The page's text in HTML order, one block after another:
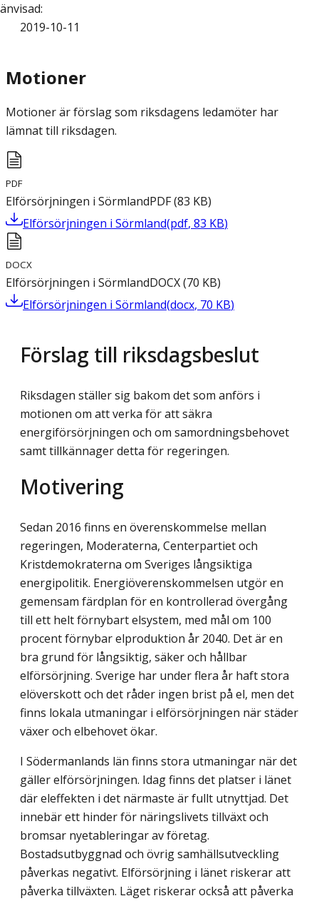
:
2019-10-11
Motioner
Motioner är förslag som riksdagens ledamöter har
lämnat till riksdagen.
PDF
Elförsörjningen i SörmlandPDF(83 KB)
Elförsörjningen i Sörmland(pdf, 83 KB)
DOCX
Elförsörjningen i SörmlandDOCX(70 KB)
Elförsörjningen i Sörmland(docx, 70 KB)
Förslag till riksdagsbeslut
Riksdagen ställer sig bakom det som anförs i
motionen om att verka för att säkra
energiförsörjningen och om samordningsbehovet
samt tillkännager detta för regeringen.
Motivering
Sedan 2016 finns en överenskommelse mellan
regeringen, Moderaterna, Centerpartiet och
Kristdemokraterna om Sveriges långsiktiga
energipolitik. Energiöverenskommelsen utgör en
gemensam färdplan för en kontrollerad övergång
till ett helt förnybart el­system, med mål om 100
procent förnybar elproduktion år 2040. Det är en
bra grund för långsiktig, säker och hållbar
elförsörjning. Sverige har under flera år haft stora
elöver­skott och det råder ingen brist på el, men det
finns lokala utmaningar i elförsörjningen när städer
växer och elbehovet ökar.
I Södermanlands län finns stora utmaningar när det
gäller elförsörjningen. Idag finns det platser i länet
där eleffekten i det närmaste är fullt utnyttjad. Det
innebär ett hinder för näringslivets tillväxt och
bromsar nyetableringar av företag.
Bostadsutbyggnad och övrig samhällsutveckling
påverkas negativt. Elförsörjning i länet riskerar att
påverka tillväxten. Läget riskerar också att påverka